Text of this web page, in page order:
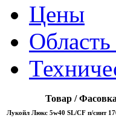
Цены
Товар / Фасовка
Лукойл Люкс 5w40 SL/CF п/синт